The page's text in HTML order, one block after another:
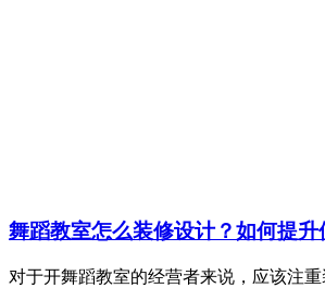
舞蹈教室怎么装修设计？如何提升
对于开舞蹈教室的经营者来说，应该注